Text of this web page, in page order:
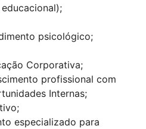
psicológico;
Corporativa;
profissional com
Internas;
especializado para